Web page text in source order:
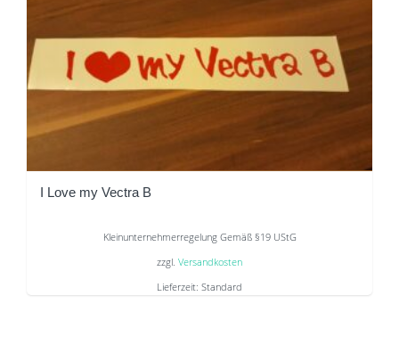
mehrere
Varianten
auf.
Die
können
der
Produktseite
I Love my Vectra B
Kleinunternehmerregelung Gemäß §19 UStG
zzgl. Versandkosten
Lieferzeit: Standard